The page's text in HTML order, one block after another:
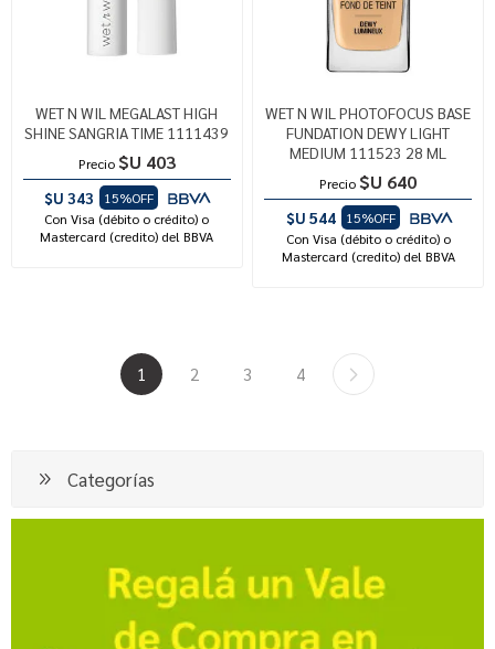
WET N WIL MEGALAST HIGH
SHINE SANGRIA TIME 1111439
Precio $U 403
$U 343
15%OFF
Con Visa (débito o crédito) o
Mastercard (credito) del BBVA
WET N WIL PHOTOFOCUS BASE
FUNDATION DEWY LIGHT
MEDIUM 111523 28 ML
Precio $U 640
$U 544
15%OFF
Con Visa (débito o crédito) o
Mastercard (credito) del BBVA
1 2 3 4
Categorías